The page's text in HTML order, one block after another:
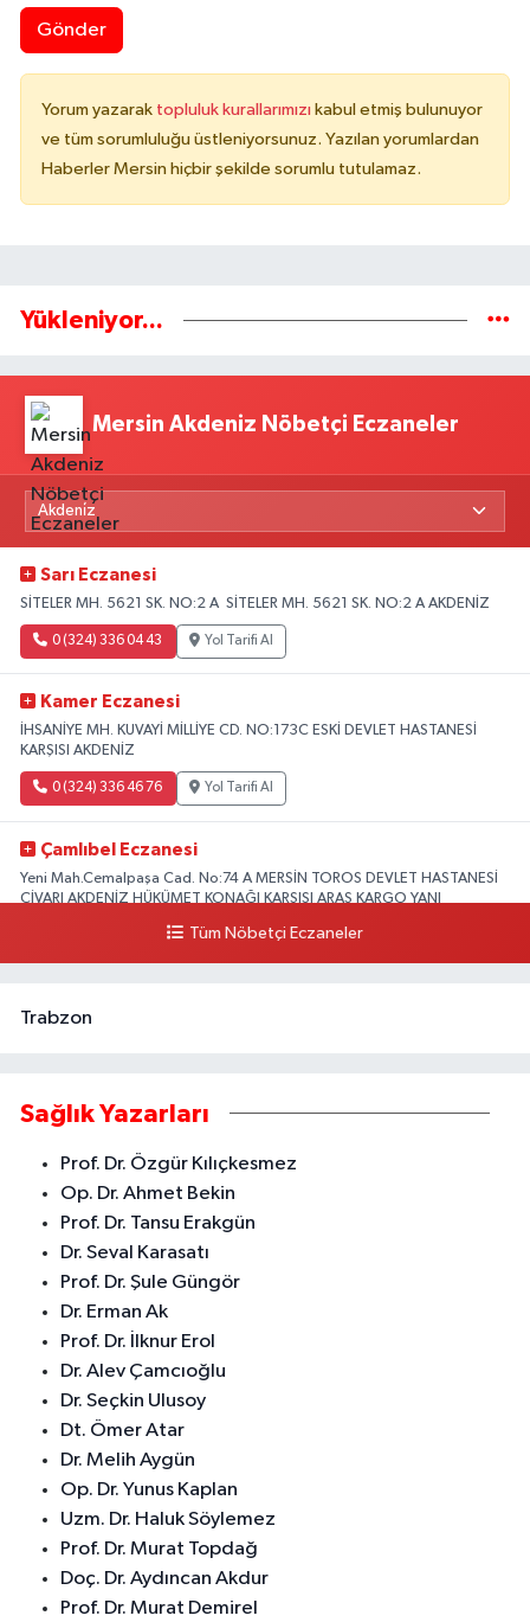
Gönder
Yorum yazarak topluluk kurallarımızı kabul etmiş bulunuyor
ve tüm sorumluluğu üstleniyorsunuz. Yazılan yorumlardan
Haberler Mersin hiçbir şekilde sorumlu tutulamaz.
Yükleniyor...
Mersin Akdeniz Nöbetçi Eczaneler
Sarı Eczanesi
SİTELER MH. 5621 SK. NO:2 A SİTELER MH. 5621 SK. NO:2 A AKDENİZ
0 (324) 336 04 43 Yol Tarifi Al
Kamer Eczanesi
İHSANİYE MH. KUVAYİ MİLLİYE CD. NO:173C ESKİ DEVLET HASTANESİ
KARŞISI AKDENİZ
0 (324) 336 46 76 Yol Tarifi Al
Çamlıbel Eczanesi
Yeni Mah.Cemalpaşa Cad. No:74 A MERSİN TOROS DEVLET HASTANESİ
CİVARI AKDENİZ HÜKÜMET KONAĞI KARŞISI ARAS KARGO YANI
Yol Tarifi Al
Tüm Nöbetçi Eczaneler
Trabzon
Sağlık Yazarları
Prof. Dr. Özgür Kılıçkesmez
Op. Dr. Ahmet Bekin
Prof. Dr. Tansu Erakgün
Dr. Seval Karasatı
Prof. Dr. Şule Güngör
Dr. Erman Ak
Prof. Dr. İlknur Erol
Dr. Alev Çamcıoğlu
Dr. Seçkin Ulusoy
Dt. Ömer Atar
Dr. Melih Aygün
Op. Dr. Yunus Kaplan
Uzm. Dr. Haluk Söylemez
Prof. Dr. Murat Topdağ
Doç. Dr. Aydıncan Akdur
Prof. Dr. Murat Demirel